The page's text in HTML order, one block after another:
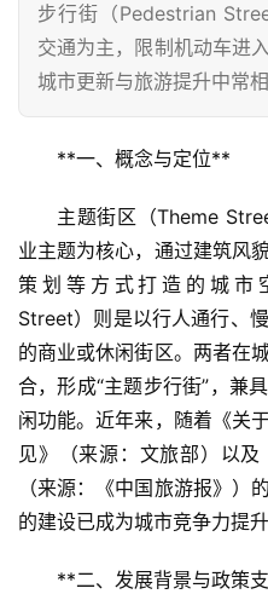
步行街（Pedestrian
交通为主，限制机动车进
城市更新与旅游提升中常
**一、概念与定位**
主题街区（Theme
业主题为核心，通过建筑风
策划等方式打造的城市
Street）则是以行人通行、
的商业或休闲街区。两者在
合，形成“主题步行街”，兼
闲功能。近年来，随着《关
见》（来源：文旅部）以及
（来源：《中国旅游报》）
的建设已成为城市竞争力提升
**二、发展背景与政策